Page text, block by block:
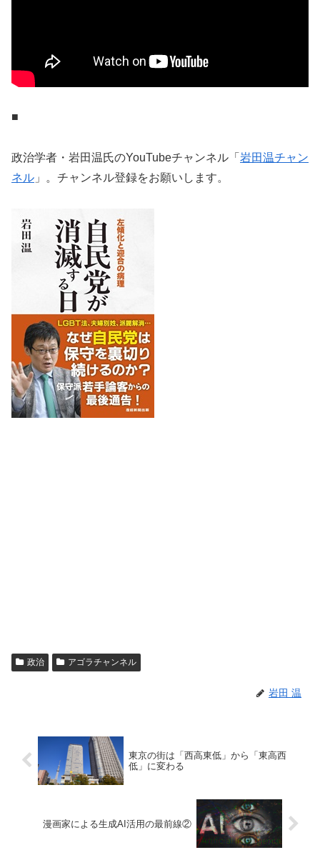
■
政治学者・岩田温氏のYouTubeチャンネル「 岩田温チャン
ネル 」。チャンネル登録をお願いします。
政治 アゴラチャンネル
岩田 温
東京の街は「西高東低」から「東高西
低」に変わる
漫画家による生成AI活用の最前線②